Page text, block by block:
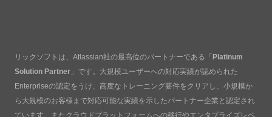
リックソフトは、Atlassian社の最高位のパートナーである「 Platinum
Solution Partner 」です。大規模ユーザーへの対応実績が認められた
Enterpriseの認定をうけ、高度なトレーニング要件をクリアし、小規模か
ら大規模のお客様まで対応可能な実績を示したパートナー企業と認定され